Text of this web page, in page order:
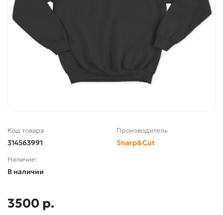
Код товара
314563991
Производитель
Sharp&Cut
Наличие:
В наличии
3500 р.